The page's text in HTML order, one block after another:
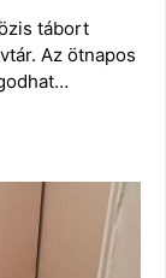
tábort
Az ötnapos